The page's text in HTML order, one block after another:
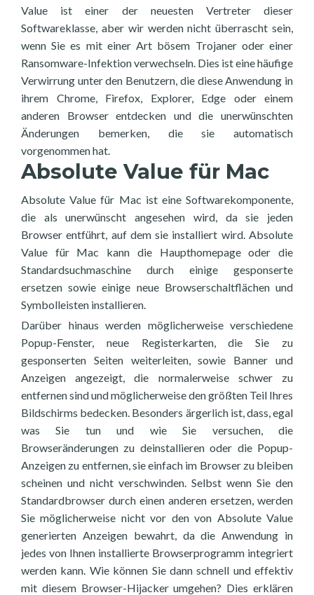
Value ist einer der neuesten Vertreter dieser
Softwareklasse, aber wir werden nicht überrascht sein,
wenn Sie es mit einer Art bösem Trojaner oder einer
Ransomware-Infektion verwechseln. Dies ist eine häufige
Verwirrung unter den Benutzern, die diese Anwendung in
ihrem Chrome, Firefox, Explorer, Edge oder einem
anderen Browser entdecken und die unerwünschten
Änderungen bemerken, die sie automatisch
vorgenommen hat.
Absolute Value für Mac
Absolute Value für Mac ist eine Softwarekomponente,
die als unerwünscht angesehen wird, da sie jeden
Browser entführt, auf dem sie installiert wird. Absolute
Value für Mac kann die Haupthomepage oder die
Standardsuchmaschine durch einige gesponserte
ersetzen sowie einige neue Browserschaltflächen und
Symbolleisten installieren.
Darüber hinaus werden möglicherweise verschiedene
Popup-Fenster, neue Registerkarten, die Sie zu
gesponserten Seiten weiterleiten, sowie Banner und
Anzeigen angezeigt, die normalerweise schwer zu
entfernen sind und möglicherweise den größten Teil Ihres
Bildschirms bedecken. Besonders ärgerlich ist, dass, egal
was Sie tun und wie Sie versuchen, die
Browseränderungen zu deinstallieren oder die Popup-
Anzeigen zu entfernen, sie einfach im Browser zu bleiben
scheinen und nicht verschwinden. Selbst wenn Sie den
Standardbrowser durch einen anderen ersetzen, werden
Sie möglicherweise nicht vor den von Absolute Value
generierten Anzeigen bewahrt, da die Anwendung in
jedes von Ihnen installierte Browserprogramm integriert
werden kann. Wie können Sie dann schnell und effektiv
mit diesem Browser-Hijacker umgehen? Dies erklären